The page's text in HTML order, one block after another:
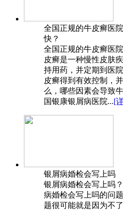
全国正规的牛皮癣医
快？
全国正规的牛皮癣医
皮癣是一种慢性皮肤
持用药，并定期到医
皮癣得到有效控制，
么，哪些因素会导致
国银康银屑病医院...[
银屑病婚检会写上吗
银屑病婚检会写上吗
病婚检会写上吗的问
题很可能就是因为不